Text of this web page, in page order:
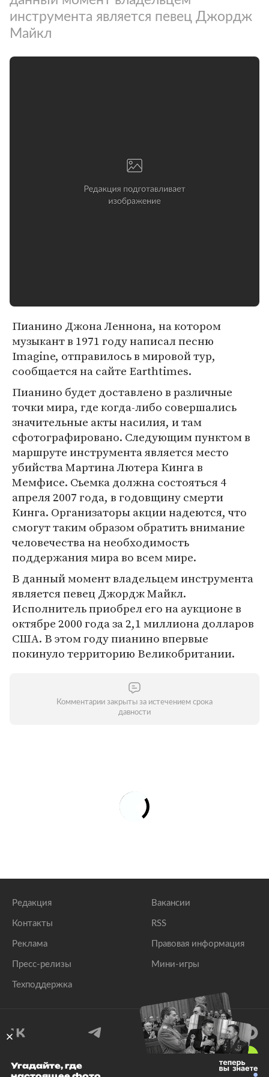
инструмента является певец Джордж
Майкл
Пианино Джона Леннона, на котором
музыкант в 1971 году написал песню
Imagine, отправилось в мировой тур,
сообщается на сайте Earthtimes.
Пианино будет доставлено в различные
точки мира, где когда-либо совершались
значительные акты насилия, и там
сфотографировано. Следующим пунктом в
маршруте инструмента является место
убийства Мартина Лютера Кинга в
Мемфисе. Съемка должна состояться 4
апреля 2007 года, в годовщину смерти
Кинга. Организаторы акции надеются, что
смогут таким образом обратить внимание
человечества на необходимость
поддержания мира во всем мире.
В данный момент владельцем инструмента
является певец Джордж Майкл.
Исполнитель приобрел его на аукционе в
октябре 2000 года за 2,1 миллиона долларов
США. В этом году пианино впервые
покинуло территорию Великобритании.
Комментарии закрыты за истечением срока
давности
Редакция
Контакты
Реклама
Пресс-релизы
Техподдержка
Вакансии
RSS
Правовая информация
Мини-игры
© 1999–2026 Все права защищены.
Угадайте, где